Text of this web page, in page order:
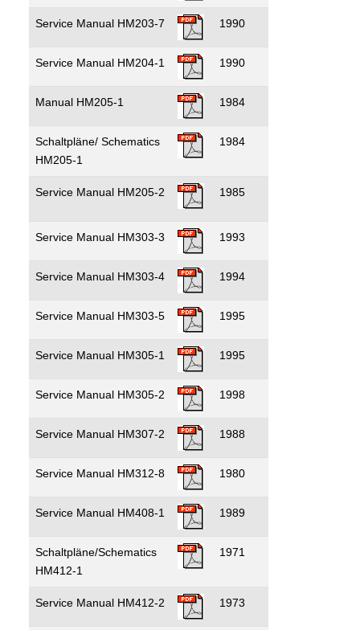
Service Manual HM203-7 1990
Service Manual HM204-1 1990
Manual HM205-1 1984
Schaltpläne/ Schematics
HM205-1
1984
Service Manual HM205-2 1985
Service Manual HM303-3 1993
Service Manual HM303-4 1994
Service Manual HM303-5 1995
Service Manual HM305-1 1995
Service Manual HM305-2 1998
Service Manual HM307-2 1988
Service Manual HM312-8 1980
Service Manual HM408-1 1989
Schaltpläne/Schematics
HM412-1
1971
Service Manual HM412-2 1973